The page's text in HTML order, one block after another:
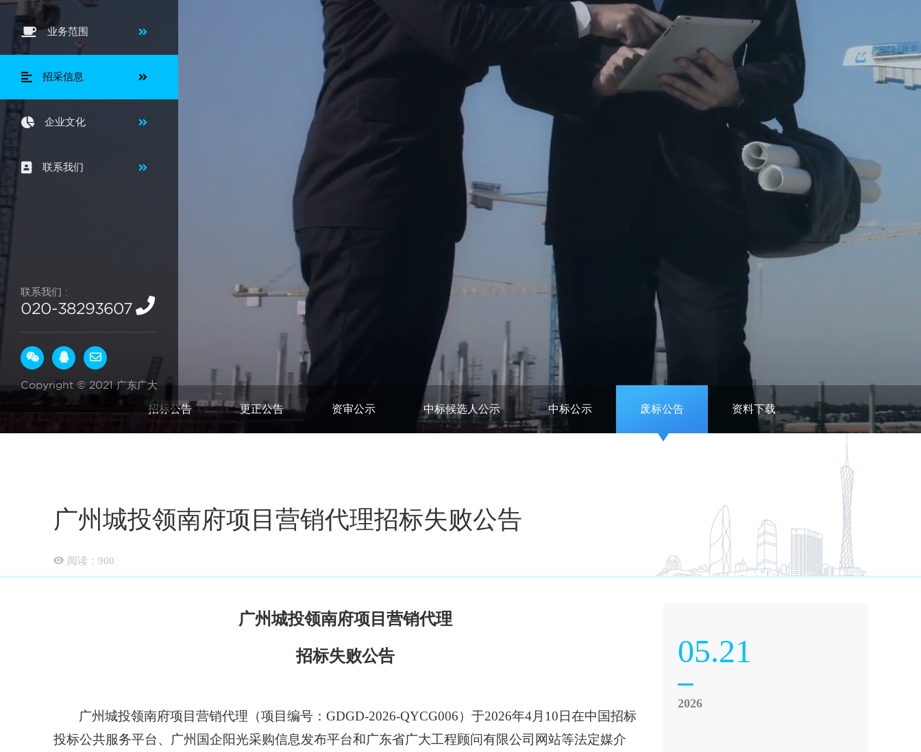
业务范围
招采信息
企业文化
联系我们
联系我们 :
020-38293607
Copyright © 2021 广东广大
招标公告 更正公告 资审公示 中标候选人公示 中标公示 废标公告 资料下载
广州城投领南府项目营销代理招标失败公告
阅读： 900
广州城投领南府项目营销代理
招标失败公告
广州城投领南府项目营销代理（项目编号： GDGD-2026-QYCG006）于2026年4月 10 日在中国招标
投标公共服务平台、广州国企阳光采购信息发布平台和广东省广大工程顾问有限公司网站等法定媒介
05.21
2026